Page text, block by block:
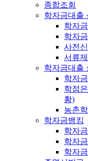
종합조회
학자금대출
학자
학자
사전
서류
학자금대출
학자
학점
황)
농촌
학자금뱅킹
학자
학자
학자